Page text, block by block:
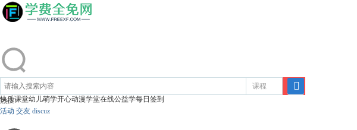
课程
热搜:
活动 交友 discuz
快乐课堂幼儿萌学开心动漫学堂在线公益学每日签到